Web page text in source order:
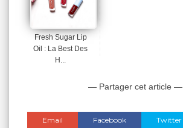
Fresh Sugar Lip
Oil : La Best Des
H...
— Partager cet article —
Email Facebook Twitter